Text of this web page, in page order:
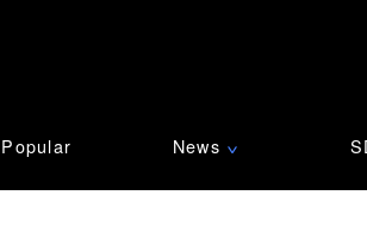
Popular News ∨